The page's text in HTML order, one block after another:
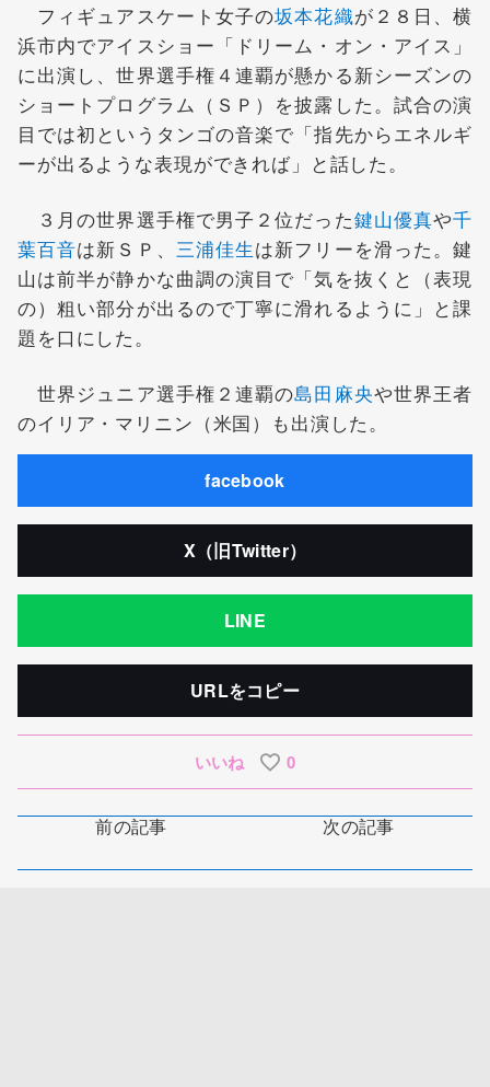
フィギュアスケート女子の坂本花織が２８日、横
浜市内でアイスショー「ドリーム・オン・アイス」
に出演し、世界選手権４連覇が懸かる新シーズンの
ショートプログラム（ＳＰ）を披露した。試合の演
目では初というタンゴの音楽で「指先からエネルギ
ーが出るような表現ができれば」と話した。
３月の世界選手権で男子２位だった鍵山優真や千
葉百音は新ＳＰ、 三浦佳生は新フリーを滑った。鍵
山は前半が静かな曲調の演目で「気を抜くと（表現
の）粗い部分が出るので丁寧に滑れるように」と課
題を口にした。
世界ジュニア選手権２連覇の島田麻央や世界王者
のイリア・マリニン（米国）も出演した。
facebook
X（旧Twitter）
LINE
URLをコピー
いいね 0
前の記事 次の記事